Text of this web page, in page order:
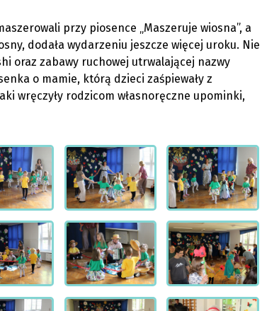
przy piosence „Maszeruje wiosna”, a
dodała wydarzeniu jeszcze więcej uroku. Nie
oraz zabawy ruchowej utrwalającej nazwy
o mamie, którą dzieci zaśpiewały z
wręczyły rodzicom własnoręczne upominki,